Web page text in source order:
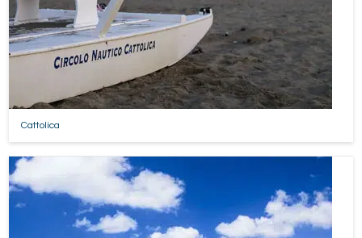
Cattolica